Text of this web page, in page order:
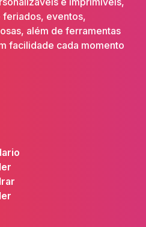
feriados, eventos,
além de ferramentas
facilidade cada momento